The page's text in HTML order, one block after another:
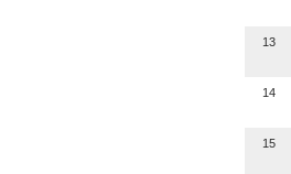
13
14
15